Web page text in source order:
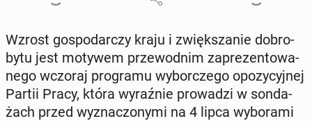
Wzrost go­spo­dar­czy kraju i zwięk­sza­nie do­bro­
by­tu jest motywem prze­wod­nim za­pre­zen­to­wa­
ne­go wczoraj pro­gra­mu wy­bor­cze­go opo­zy­cyj­nej
Partii Pracy, która wy­raź­nie pro­wa­dzi w son­da­
żach przed wy­zna­czo­ny­mi na 4 lipca wy­bo­ra­mi